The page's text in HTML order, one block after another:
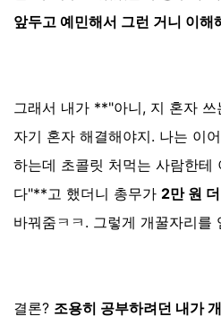
앞두고 예민해서 그런 거니 이해
그래서 내가 **"아니, 지 혼자
자기 혼자 해결해야지. 나는 이
하는데 초콜릿 처먹는 사람한테
다"**고 했더니 총무가 2만 원
바꿔줌ㅋㅋ. 그렇게 개꿀자리를
결론? 조용히 공부하려던 내가